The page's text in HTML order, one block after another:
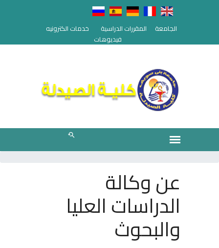
الجامعة المقررات الدراسية
خدمات الكترونيه
فيديوهات
عن وكالة
الدراسات العليا
والبحوث